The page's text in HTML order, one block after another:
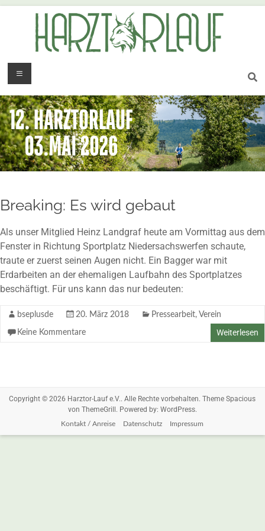
Breaking: Es wird gebaut
Als unser Mitglied Heinz Landgraf heute am Vormittag aus dem
Fenster in Richtung Sportplatz Niedersachswerfen schaute,
traute er zuerst seinen Augen nicht. Ein Bagger war mit
Erdarbeiten an der ehemaligen Laufbahn des Sportplatzes
beschäftigt. Für uns kann das nur bedeuten:
bseplusde 20. März 2018 Pressearbeit, Verein
Keine Kommentare Weiterlesen
Copyright © 2026 Harztor-Lauf e.V.. Alle Rechte vorbehalten. ThemeSpacious
von ThemeGrill. Powered by: WordPress.
Kontakt / Anreise Datenschutz Impressum